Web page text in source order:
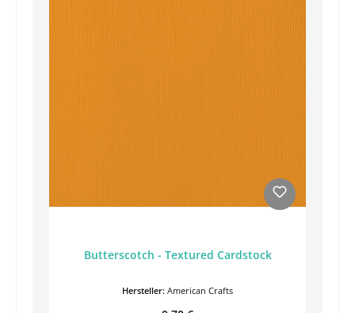
Butterscotch - Textured Cardstock
Hersteller: American Crafts